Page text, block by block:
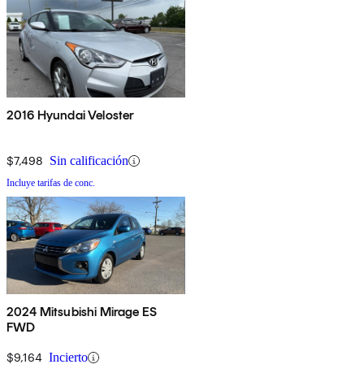
2016 Hyundai Veloster
$7,498 Sin calificación
Incluye tarifas de conc.
2024 Mitsubishi Mirage ES
FWD
$9,164 Incierto